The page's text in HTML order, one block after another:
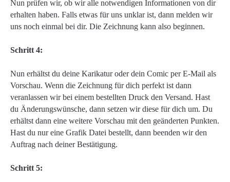
Nun prüfen wir, ob wir alle notwendigen Informationen von dir
erhalten haben. Falls etwas für uns unklar ist, dann melden wir
uns noch einmal bei dir. Die Zeichnung kann also beginnen.
Schritt 4:
Nun erhältst du deine Karikatur oder dein Comic per E-Mail als
Vorschau. Wenn die Zeichnung für dich perfekt ist dann
veranlassen wir bei einem bestellten Druck den Versand. Hast
du Änderungswünsche, dann setzen wir diese für dich um. Du
erhältst dann eine weitere Vorschau mit den geänderten Punkten.
Hast du nur eine Grafik Datei bestellt, dann beenden wir den
Auftrag nach deiner Bestätigung.
Schritt 5: